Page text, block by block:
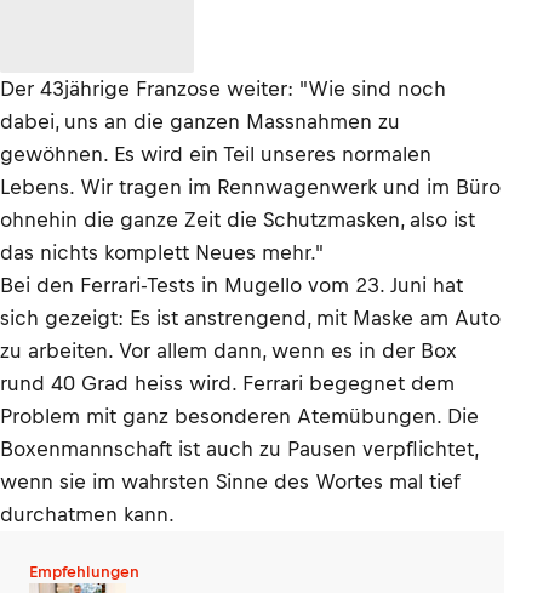
Der 43jährige Franzose weiter: "Wie sind noch
dabei, uns an die ganzen Massnahmen zu
gewöhnen. Es wird ein Teil unseres normalen
Lebens. Wir tragen im Rennwagenwerk und im Büro
ohnehin die ganze Zeit die Schutzmasken, also ist
das nichts komplett Neues mehr."
Bei den Ferrari-Tests in Mugello vom 23. Juni hat
sich gezeigt: Es ist anstrengend, mit Maske am Auto
zu arbeiten. Vor allem dann, wenn es in der Box
rund 40 Grad heiss wird. Ferrari begegnet dem
Problem mit ganz besonderen Atemübungen. Die
Boxenmannschaft ist auch zu Pausen verpflichtet,
wenn sie im wahrsten Sinne des Wortes mal tief
durchatmen kann.
Empfehlungen